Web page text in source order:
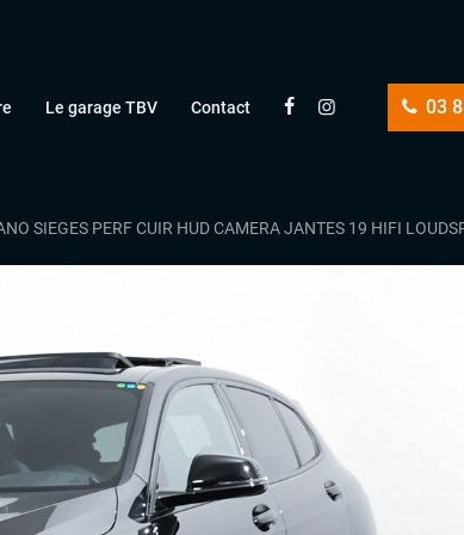
03
Le garage TBV Contact
SIEGES PERF CUIR HUD CAMERA JANTES 19 HIFI